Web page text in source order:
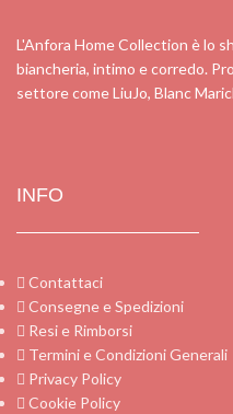
L'Anfora Home Collection è lo
biancheria, intimo e corredo.
settore come LiuJo, Blanc
INFO
Contattaci
Consegne e Spedizioni
Resi e Rimborsi
Termini e Condizioni Generali
Privacy Policy
Cookie Policy